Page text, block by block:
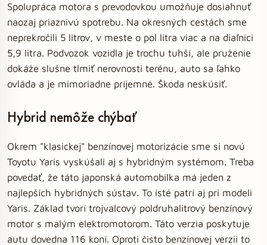
Spolupráca motora s prevodovkou umožňuje dosiahnuť
naozaj priaznivú spotrebu. Na okresných cestách sme
neprekročili 5 litrov, v meste o pol litra viac a na diaľnici
5,9 litra. Podvozok vozidla je trochu tuhší, ale pruženie
dokáže slušne tlmiť nerovnosti terénu, auto sa ľahko
ovláda a je mimoriadne príjemné. Škoda neskúsiť.
Hybrid nemôže chýbať
Okrem "klasickej" benzínovej motorizácie sme si novú
Toyotu Yaris vyskúšali aj s hybridným systémom. Treba
povedať, že táto japonská automobilka má jeden z
najlepších hybridných sústav. To isté patrí aj pri modeli
Yaris. Základ tvorí trojvalcový poldruhalitrový benzínový
motor s malým elektromotorom. Táto verzia poskytuje
autu dovedna 116 koní. Oproti čisto benzínovej verzii to